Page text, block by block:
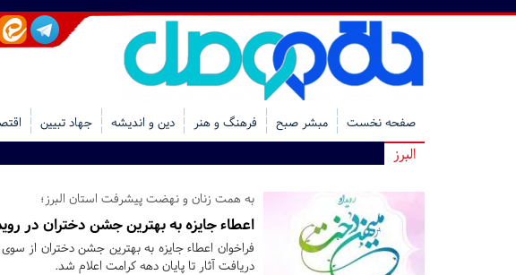
صفحه نخست مبشر صبح فرهنگ و هنر دین و اندیشه جهاد تبیین
البرز
به همت زنان و نهضت پیشرفت استان البرز؛
اعطاء جایزه به بهترین جشن دختران در
فراخوان اعطاء جایزه به بهترین جشن دختران از
دریافت آثار تا پایان دهه کرامت اعلام شد.